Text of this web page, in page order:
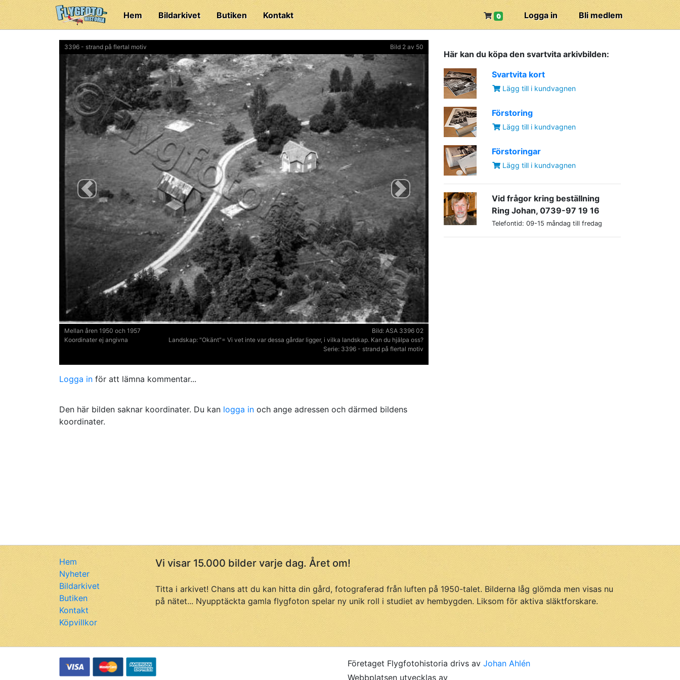
Hem Bildarkivet Butiken Kontakt Bli medlem
Logga in
0
3396 - strand på flertal motiv Bild 2 av 50
Previous Next
Mellan åren 1950 och 1957 Bild: ASA 3396 02
Landskap: "Okänt"= Vi vet inte var dessa gårdar ligger, i vilka landskap. Kan du hjälpa oss?
Koordinater ej angivna
Serie: 3396 - strand på flertal motiv
Logga in för att lämna kommentar...
Den här bilden saknar koordinater. Du kan logga in och ange adressen och därmed bildens
koordinater.
Här kan du köpa den svartvita arkivbilden:
Svartvita kort
Lägg till i kundvagnen
Förstoring
Lägg till i kundvagnen
Förstoringar
Lägg till i kundvagnen
Vid frågor kring beställning
Ring Johan, 0739-97 19 16
Telefontid: 09-15 måndag till fredag
Hem
Nyheter
Bildarkivet
Butiken
Kontakt
Köpvillkor
Vi visar 15.000 bilder varje dag. Året om!
Titta i arkivet! Chans att du kan hitta din gård, fotograferad från luften på 1950-talet. Bilderna låg glömda men visas nu
på nätet... Nyupptäckta gamla flygfoton spelar ny unik roll i studiet av hembygden. Liksom för aktiva släktforskare.
Företaget Flygfotohistoria drivs av Johan Ahlén
Webbplatsen utvecklas av